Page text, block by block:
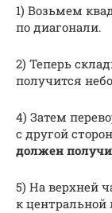
1) Возьмем
по диагонали.
2) Теперь
получится
4) Затем
с другой
должен
5) На верхней
к центральной